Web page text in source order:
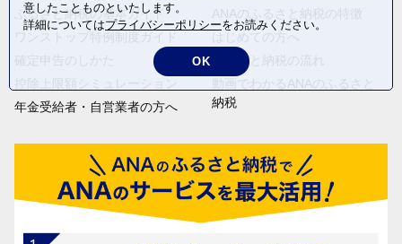
ふるさと納税の基本ガイド
年金受給者・自営業者の方へ
ふるさと納税の流れ
納税
意したことものといたします。
詳細についてはプライバシーポリシーをお読みください。
OK